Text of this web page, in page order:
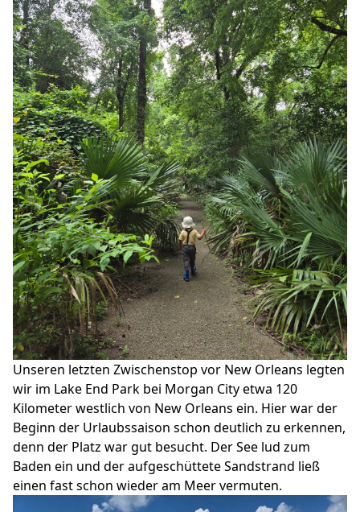
Unseren letzten Zwischenstop vor New Orleans legten
wir im Lake End Park bei Morgan City etwa 120
Kilometer westlich von New Orleans ein. Hier war der
Beginn der Urlaubssaison schon deutlich zu erkennen,
denn der Platz war gut besucht. Der See lud zum
Baden ein und der aufgeschüttete Sandstrand ließ
einen fast schon wieder am Meer vermuten.